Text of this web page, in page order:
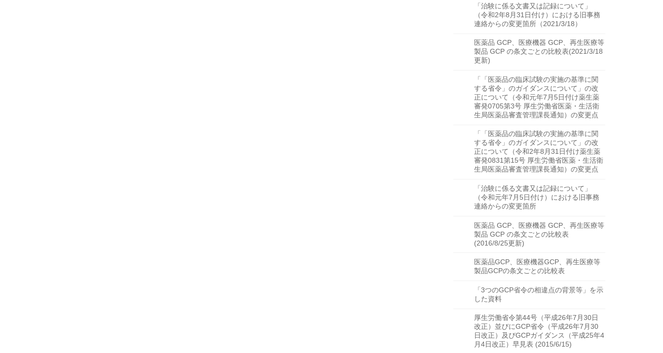
「治験に係る文書又は記録について」
（令和2年8月31日付け）における旧事務
連絡からの変更箇所（2021/3/18）
医薬品 GCP、医療機器 GCP、再生医療等
製品 GCP の条文ごとの比較表(2021/3/18
更新)
「「医薬品の臨床試験の実施の基準に関
する省令」のガイダンスについて」の改
正について（令和元年7月5日付け薬生薬
審発0705第3号 厚生労働省医薬・生活衛
生局医薬品審査管理課長通知）の変更点
「「医薬品の臨床試験の実施の基準に関
する省令」のガイダンスについて」の改
正について（令和2年8月31日付け薬生薬
審発0831第15号 厚生労働省医薬・生活衛
生局医薬品審査管理課長通知）の変更点
「治験に係る文書又は記録について」
（令和元年7月5日付け）における旧事務
連絡からの変更箇所
医薬品 GCP、医療機器 GCP、再生医療等
製品 GCP の条文ごとの比較表
(2016/8/25更新)
医薬品GCP、医療機器GCP、再生医療等
製品GCPの条文ごとの比較表
「3つのGCP省令の相違点の背景等」を示
した資料
厚生労働省令第44号（平成26年7月30日
改正）並びにGCP省令（平成26年7月30
日改正）及びGCPガイダンス（平成25年4
月4日改正）早見表 (2015/6/15)